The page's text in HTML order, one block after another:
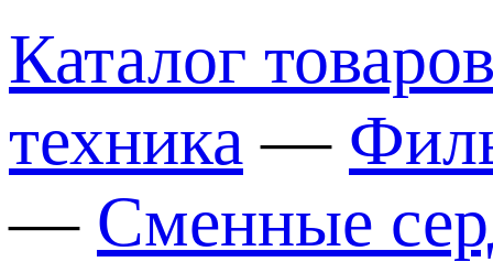
Каталог
техника —
— Сменные